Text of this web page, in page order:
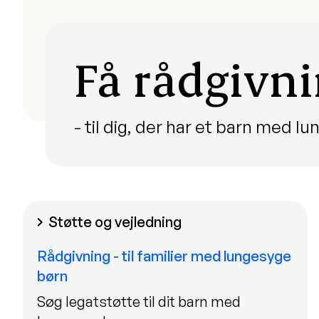
Få
- til dig, der har et barn med
chevron_right Støtte og vejledning
Rådgivning - til familier med lungesyge
børn
Søg legatstøtte til dit barn med